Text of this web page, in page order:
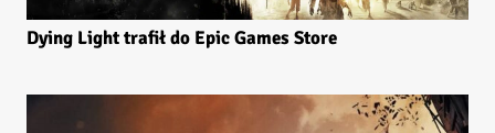
Dying Light trafił do Epic Games Store